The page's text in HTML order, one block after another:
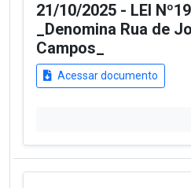
21/10/2025 - LEI
_Denomina Rua de
Campos_
Acessar documento